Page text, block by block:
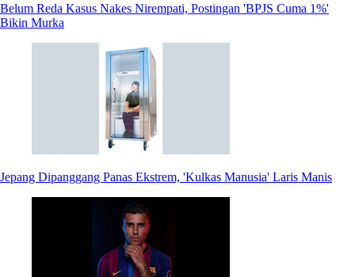
Belum Reda Kasus Nakes Nirempati, Postingan 'BPJS Cuma 1%'
Bikin Murka
Jepang Dipanggang Panas Ekstrem, 'Kulkas Manusia' Laris Manis